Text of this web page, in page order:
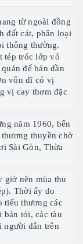
từ ngoài đồng
đất cát, phân loại
thông thường.
tép tróc lớp vỏ
để bán dần
vốn dĩ có vị
vị cay thơm đặc
năm 1960, bến
thuyền chờ
Sài Gòn, Thừa
giờ nên mùa thu
Thời ấy do
tiểu thương các
bán tỏi, các tàu
người dân trên